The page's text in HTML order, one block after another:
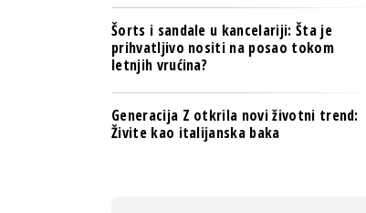
PULS REGIONA
NOVO NA RAFU
Šorts i sandale u kancelariji: Šta je
prihvatljivo nositi na posao tokom
letnjih vrućina?
Generacija Z otkrila novi životni trend:
Živite kao italijanska baka